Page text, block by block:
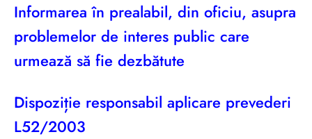
Informarea în prealabil, din oficiu, asupra
problemelor de interes public care
urmează să fie dezbătute
Dispoziție responsabil aplicare prevederi
L52/2003